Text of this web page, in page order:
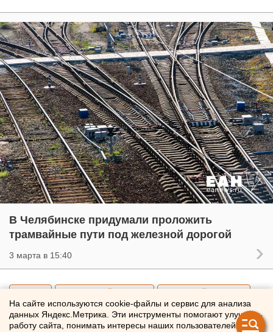
В Челябинске придумали проложить
трамвайные пути под железной дорогой
3 марта в 15:40
На сайте используются cookie-файлы и сервис для анализа
данных Яндекс.Метрика. Эти инструменты помогают улучшать
работу сайта, понимать интересы наших пользователей и